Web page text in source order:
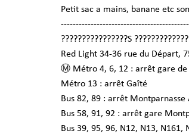
Petit sac a mains, banane etc
????????????????S
Red Light 34-36 rue du Départ,
Ⓜ Métro 4, 6, 12 : arrêt gare de
Métro 13 : arrêt Gaîté
Bus 82, 89 : arrêt Montparnasse
Bus 58, 91, 92 : arrêt gare
Bus 39, 95, 96, N12, N13,